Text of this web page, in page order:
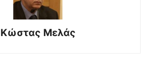
Κώστας Μελάς